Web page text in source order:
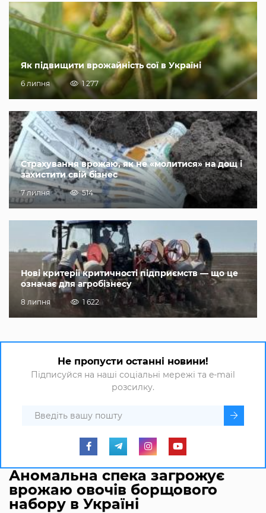
Як підвищити врожайність сої в Україні
6 липня 1 277
Страхування врожаю, як не «молитися» на дощ і
захистити свій бізнес
7 липня 514
Нові критерії критичності підприємств — що це
означає для агробізнесу
8 липня 1 622
Не пропусти останні новини!
Підписуйся на наші соціальні мережі та e-mail
розсилку.
Аномальна спека загрожує
врожаю овочів борщового
набору в Україні